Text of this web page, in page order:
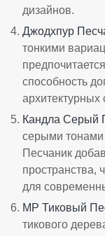
дизайнов.
Джодхпур
тонкими
способность
архитектурных
Кандла Серый
серыми тонами
Песчаник
пространства,
для
MP Тиковый
тикового